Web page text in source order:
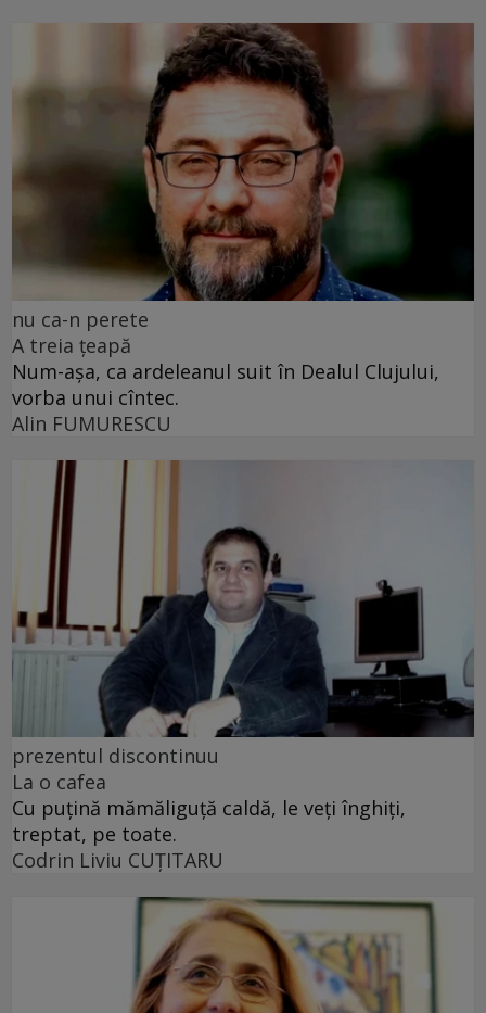
nu ca-n perete
A treia țeapă
Num-așa, ca ardeleanul suit în Dealul Clujului,
vorba unui cîntec.
Alin FUMURESCU
prezentul discontinuu
La o cafea
Cu puţină mămăliguţă caldă, le veţi înghiţi,
treptat, pe toate.
Codrin Liviu CUŢITARU